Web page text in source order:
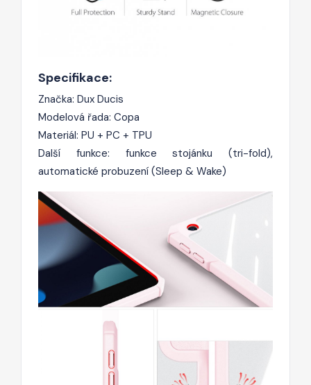
Specifikace:
Značka: Dux Ducis
Modelová řada: Copa
Materiál: PU + PC + TPU
Další funkce: funkce stojánku (tri-fold),
automatické probuzení (Sleep & Wake)